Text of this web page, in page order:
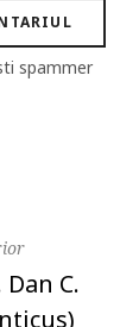
spammer
C.